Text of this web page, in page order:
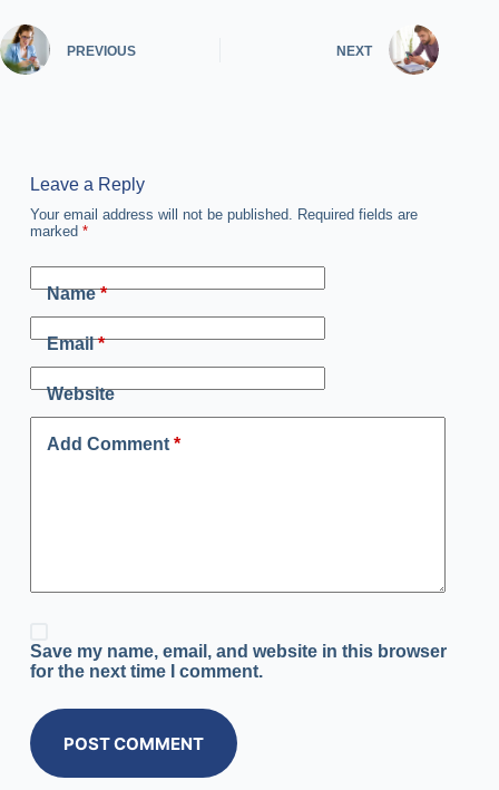
PREVIOUS NEXT
Leave a Reply
Your email address will not be published. Required fields are
marked *
Name*
Email*
Website
Add Comment*
Save my name, email, and website in this browser
for the next time I comment.
POST COMMENT